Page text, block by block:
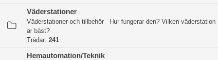
Väderstationer
Väderstationer och tillbehör - Hur fungerar den? Vilken väderstation
är bäst?
Trådar: 241
Hemautomation/Teknik